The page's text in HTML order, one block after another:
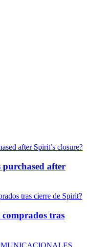
after
comprados tras